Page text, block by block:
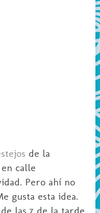
de la
calle
Pero ahí no
gusta esta idea.
las 7 de la tarde